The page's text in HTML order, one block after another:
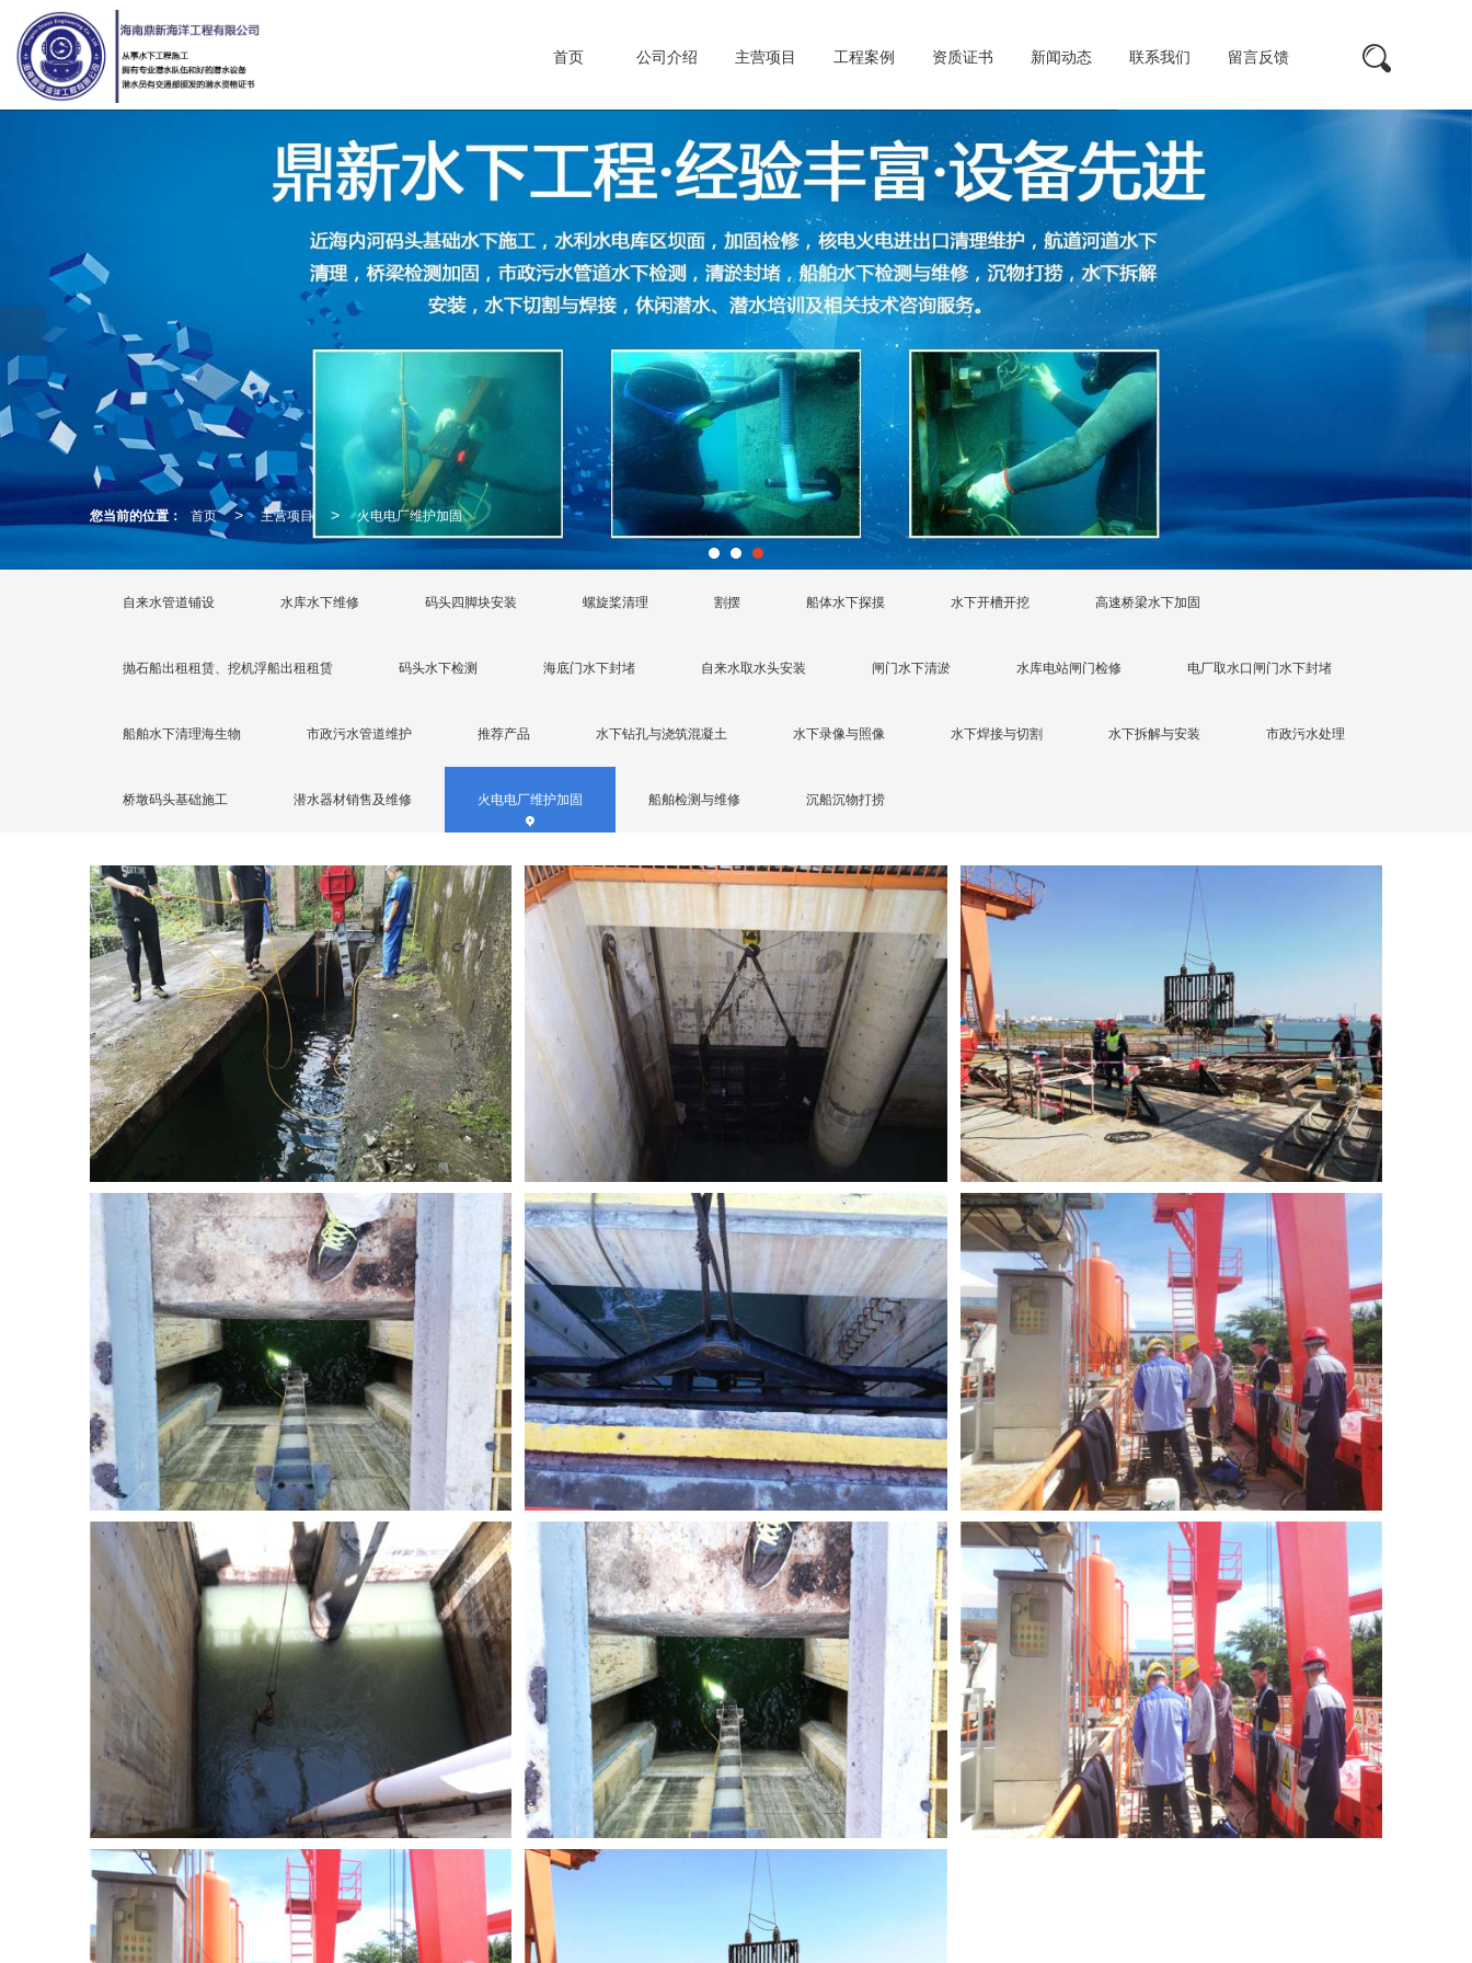
首页 公司介绍 主营项目 工程案例 资质证书 新闻动态 联系我们 留言反馈
您当前的位置： 首页 > 主营项目 > 火电电厂维护加固
自来水管道铺设 水库水下维修 码头四脚块安装 螺旋桨清理 割摆 船体水下探摸 水下开槽开挖 高速桥梁水下加固
抛石船出租租赁、挖机浮船出租租赁 码头水下检测 海底门水下封堵 自来水取水头安装 闸门水下清淤 水库电站闸门检修 电厂取水口闸门水下封堵
船舶水下清理海生物 市政污水管道维护 推荐产品 水下钻孔与浇筑混凝土 水下录像与照像 水下焊接与切割 水下拆解与安装 市政污水处理
桥墩码头基础施工 潜水器材销售及维修 火电电厂维护加固 船舶检测与维修 沉船沉物打捞